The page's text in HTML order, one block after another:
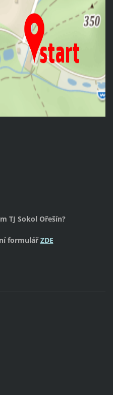
TJ Sokol Ořešín?
formulářZDE